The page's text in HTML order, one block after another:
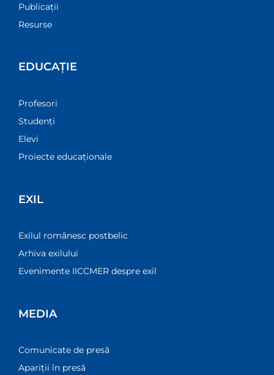
Publicații
Resurse
EDUCAȚIE
Profesori
Studenți
Elevi
Proiecte educaționale
EXIL
Exilul românesc postbelic
Arhiva exilului
Evenimente IICCMER despre exil
MEDIA
Comunicate de presă
Apariții în presă